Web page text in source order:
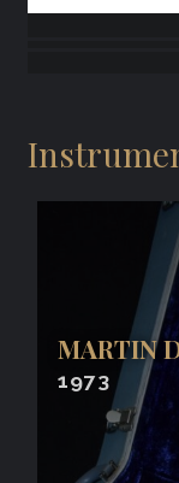
MARTIN
1973